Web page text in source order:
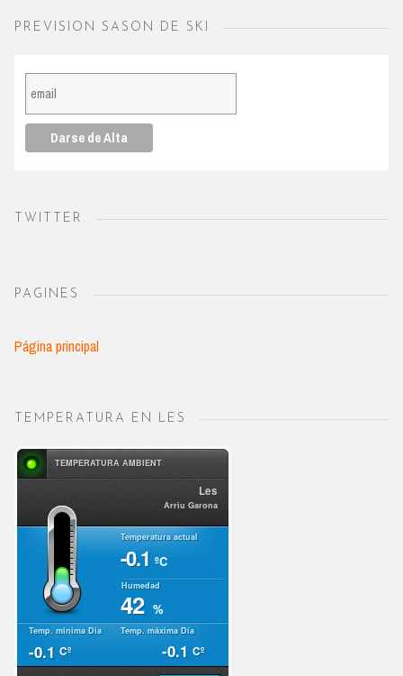
PREVISION SASON DE SKI
TWITTER
PAGINES
Página principal
TEMPERATURA EN LES